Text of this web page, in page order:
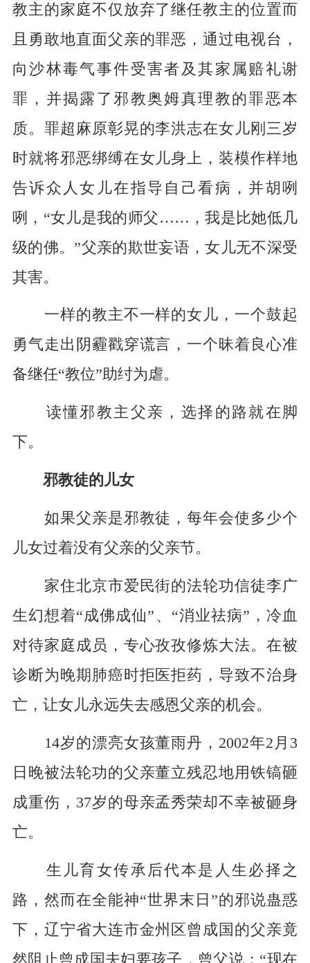
教主的家庭不仅放弃了继任教主的位置而
且勇敢地直面父亲的罪恶，通过电视台，
向沙林毒气事件受害者及其家属赔礼谢
罪，并揭露了邪教奥姆真理教的罪恶本
质。罪超麻原彰晃的李洪志在女儿刚三岁
时就将邪恶绑缚在女儿身上，装模作样地
告诉众人女儿在指导自己看病，并胡咧
咧，“女儿是我的师父……，我是比她低几
级的佛。”父亲的欺世妄语，女儿无不深受
其害。
一样的教主不一样的女儿，一个鼓起
勇气走出阴霾戳穿谎言，一个昧着良心准
备继任“教位”助纣为虐。
读懂邪教主父亲，选择的路就在脚
下。
邪教徒的儿女
如果父亲是邪教徒，每年会使多少个
儿女过着没有父亲的父亲节。
家住北京市爱民街的法轮功信徒李广
生幻想着“成佛成仙”、“消业祛病”，冷血
对待家庭成员，专心孜孜修炼大法。在被
诊断为晚期肺癌时拒医拒药，导致不治身
亡，让女儿永远失去感恩父亲的机会。
14岁的漂亮女孩董雨丹，2002年2月3
日晚被法轮功的父亲董立残忍地用铁镐砸
成重伤，37岁的母亲孟秀荣却不幸被砸身
亡。
生儿育女传承后代本是人生必择之
路，然而在全能神“世界末日”的邪说蛊惑
下，辽宁省大连市金州区曾成国的父亲竟
然阻止曾成国夫妇要孩子，曾父说：“现在